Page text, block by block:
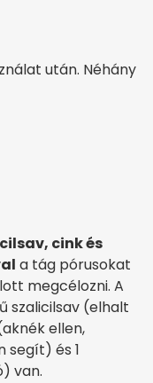
után. Néhány
cink és
a tág pórusokat
megcélozni. A
szalicilsav (elhalt
ellen,
segít) és 1
van.